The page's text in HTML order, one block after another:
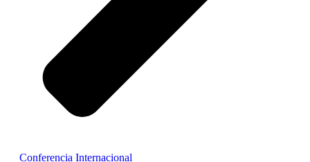
Conferencia Internacional